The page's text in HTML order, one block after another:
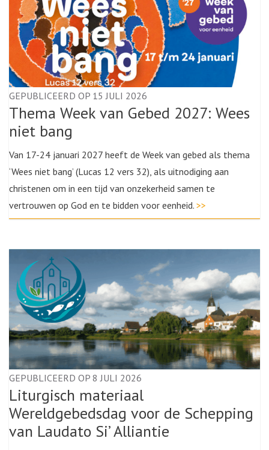
GEPUBLICEERD OP 15 JULI 2026
Thema Week van Gebed 2027: Wees
niet bang
Van 17-24 januari 2027 heeft de Week van gebed als thema
‘Wees niet bang’ (Lucas 12 vers 32), als uitnodiging aan
christenen om in een tijd van onzekerheid samen te
vertrouwen op God en te bidden voor eenheid. >>
GEPUBLICEERD OP 8 JULI 2026
Liturgisch materiaal
Wereldgebedsdag voor de Schepping
van Laudato Si’ Alliantie